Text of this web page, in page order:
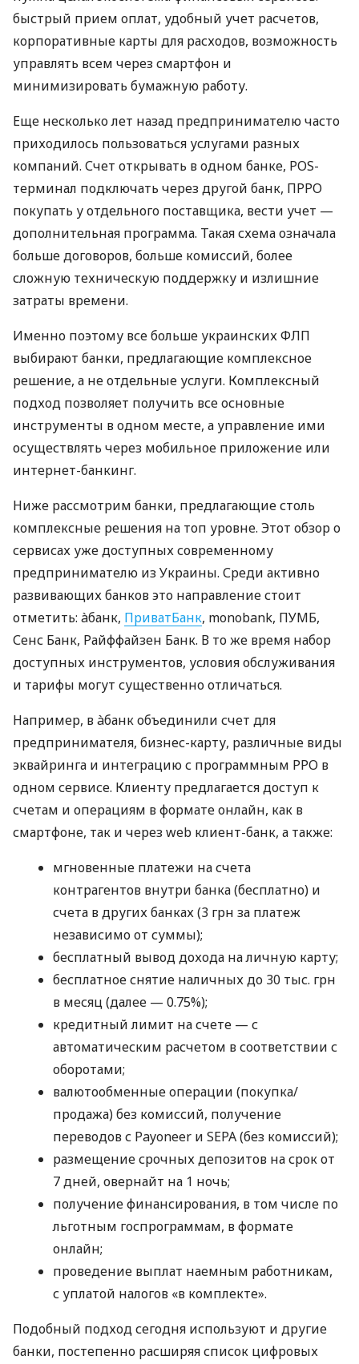
быстрый прием оплат, удобный учет расчетов,
корпоративные карты для расходов, возможность
управлять всем через смартфон и
минимизировать бумажную работу.
Еще несколько лет назад предпринимателю часто
приходилось пользоваться услугами разных
компаний. Счет открывать в одном банке, POS-
терминал подключать через другой банк, ПРРО
покупать у отдельного поставщика, вести учет —
дополнительная программа. Такая схема означала
больше договоров, больше комиссий, более
сложную техническую поддержку и излишние
затраты времени.
Именно поэтому все больше украинских ФЛП
выбирают банки, предлагающие комплексное
решение, а не отдельные услуги. Комплексный
подход позволяет получить все основные
инструменты в одном месте, а управление ими
осуществлять через мобильное приложение или
интернет-банкинг.
Ниже рассмотрим банки, предлагающие столь
комплексные решения на топ уровне. Этот обзор о
сервисах уже доступных современному
предпринимателю из Украины. Среди активно
развивающих банков это направление стоит
отметить: àбанк, ПриватБанк, monobank, ПУМБ,
Сенс Банк, Райффайзен Банк. В то же время набор
доступных инструментов, условия обслуживания
и тарифы могут существенно отличаться.
Например, в àбанк объединили счет для
предпринимателя, бизнес-карту, различные виды
эквайринга и интеграцию с программным РРО в
одном сервисе. Клиенту предлагается доступ к
счетам и операциям в формате онлайн, как в
смартфоне, так и через web клиент-банк, а также:
мгновенные платежи на счета
контрагентов внутри банка (бесплатно) и
счета в других банках (3 грн за платеж
независимо от суммы);
бесплатный вывод дохода на личную карту;
бесплатное снятие наличных до 30 тыс. грн
в месяц (далее — 0.75%);
кредитный лимит на счете — с
автоматическим расчетом в соответствии с
оборотами;
валютообменные операции (покупка/
продажа) без комиссий, получение
переводов с Payoneer и SEPA (без комиссий);
размещение срочных депозитов на срок от
7 дней, овернайт на 1 ночь;
получение финансирования, в том числе по
льготным госпрограммам, в формате
онлайн;
проведение выплат наемным работникам,
с уплатой налогов «в комплекте».
Подобный подход сегодня используют и другие
банки, постепенно расширяя список цифровых